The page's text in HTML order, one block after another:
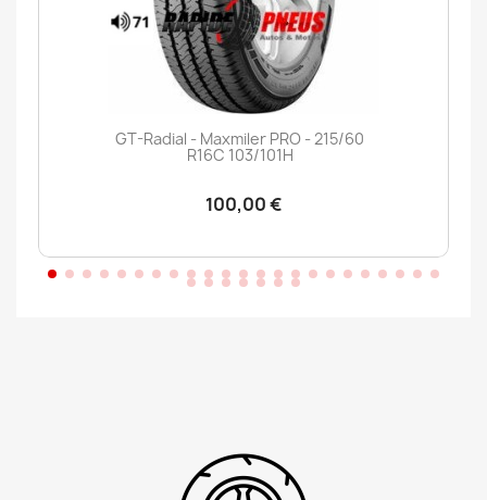
GT-Radial - Maxmiler PRO - 215/60
R16C 103/101H
100,00 €